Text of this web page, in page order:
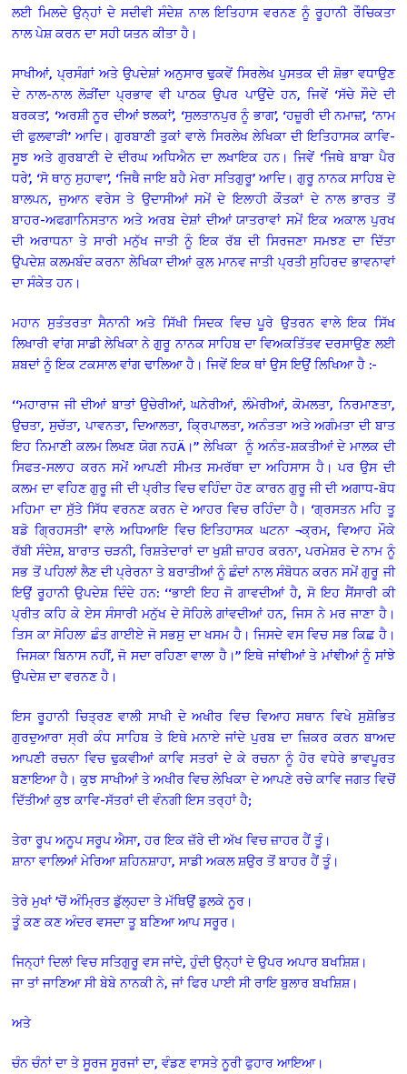
ਲਈ ਮਿਲਦੇ ਉਨ੍ਹਾਂ ਦੇ ਸਦੀਵੀ ਸੰਦੇਸ਼ ਨਾਲ ਇਤਿਹਾਸ ਵਰਨਣ ਨੂੰ ਰੂਹਾਨੀ ਰੌਚਿਕਤਾ
ਨਾਲ ਪੇਸ਼ ਕਰਨ ਦਾ ਸਹੀ ਯਤਨ ਕੀਤਾ ਹੈ।
ਸਾਖੀਆਂ, ਪ੍ਰਸੰਗਾਂ ਅਤੇ ਉਪਦੇਸ਼ਾਂ ਅਨੁਸਾਰ ਢੁਕਵੇਂ ਸਿਰਲੇਖ ਪੁਸਤਕ ਦੀ ਸ਼ੋਭਾ ਵਧਾਉਣ
ਦੇ ਨਾਲ-ਨਾਲ ਲੋੜੀਂਦਾ ਪ੍ਰਭਾਵ ਵੀ ਪਾਠਕ ਉਪਰ ਪਾਉਂਦੇ ਹਨ, ਜਿਵੇਂ ‘ਸੱਚੇ ਸੌਦੇ ਦੀ
ਬਰਕਤ’, ‘ਅਰਸ਼ੀ ਨੂਰ ਦੀਆਂ ਝਲਕਾਂ’, ‘ਸੁਲਤਾਨਪੁਰ ਨੂੰ ਭਾਗ’, ‘ਹਜ਼ੂਰੀ ਦੀ ਨਮਾਜ਼’, ‘ਨਾਮ
ਦੀ ਫੁਲਵਾੜੀ’ ਆਦਿ। ਗੁਰਬਾਣੀ ਤੁਕਾਂ ਵਾਲੇ ਸਿਰਲੇਖ ਲੇਖਿਕਾ ਦੀ ਇਤਿਹਾਸਕ ਕਾਵਿ-
ਸੂਝ ਅਤੇ ਗੁਰਬਾਣੀ ਦੇ ਦੀਰਘ ਅਧਿਐਨ ਦਾ ਲਖਾਇਕ ਹਨ। ਜਿਵੇਂ ‘ਜਿਥੇ ਬਾਬਾ ਪੈਰ
ਧਰੇ’, ‘ਸੋ ਥਾਨੁ ਸੁਹਾਵਾ’, ‘ਜਿਥੈ ਜਾਇ ਬਹੈ ਮੇਰਾ ਸਤਿਗੁਰੂ’ ਆਦਿ। ਗੁਰੂ ਨਾਨਕ ਸਾਹਿਬ ਦੇ
ਬਾਲਪਨ, ਜੁਆਨ ਵਰੇਸ ਤੇ ਉਦਾਸੀਆਂ ਸਮੇਂ ਦੇ ਇਲਾਹੀ ਕੌਤਕਾਂ ਦੇ ਨਾਲ ਭਾਰਤ ਤੋਂ
ਬਾਹਰ-ਅਫਗਾਨਿਸਤਾਨ ਅਤੇ ਅਰਬ ਦੇਸ਼ਾਂ ਦੀਆਂ ਯਾਤਰਾਵਾਂ ਸਮੇਂ ਇਕ ਅਕਾਲ ਪੁਰਖ
ਦੀ ਅਰਾਧਨਾ ਤੇ ਸਾਰੀ ਮਨੁੱਖ ਜਾਤੀ ਨੂੰ ਇਕ ਰੱਬ ਦੀ ਸਿਰਜਣਾ ਸਮਝਣ ਦਾ ਦਿੱਤਾ
ਉਪਦੇਸ਼ ਕਲਮਬੰਦ ਕਰਨਾ ਲੇਖਿਕਾ ਦੀਆਂ ਕੁਲ ਮਾਨਵ ਜਾਤੀ ਪ੍ਰਤੀ ਸੁਹਿਰਦ ਭਾਵਨਾਵਾਂ
ਦਾ ਸੰਕੇਤ ਹਨ।
ਮਹਾਨ ਸੁਤੰਤਰਤਾ ਸੈਨਾਨੀ ਅਤੇ ਸਿੱਖੀ ਸਿਦਕ ਵਿਚ ਪੂਰੇ ਉਤਰਨ ਵਾਲੇ ਇਕ ਸਿੱਖ
ਲਿਖਾਰੀ ਵਾਂਗ ਸਾਡੀ ਲੇਖਿਕਾ ਨੇ ਗੁਰੂ ਨਾਨਕ ਸਾਹਿਬ ਦਾ ਵਿਅਕਤਿੱਤਵ ਦਰਸਾਉਣ ਲਈ
ਸ਼ਬਦਾਂ ਨੂੰ ਇਕ ਟਕਸਾਲ ਵਾਂਗ ਢਾਲਿਆ ਹੈ। ਜਿਵੇਂ ਇਕ ਥਾਂ ਉਸ ਇਉਂ ਲਿਖਿਆ ਹੈ :-
‘‘ਮਹਾਰਾਜ ਜੀ ਦੀਆਂ ਬਾਤਾਂ ਉਚੇਰੀਆਂ, ਘਨੇਰੀਆਂ, ਲੰਮੇਰੀਆਂ, ਕੋਮਲਤਾ, ਨਿਰਮਾਣਤਾ,
ਉਚਤਾ, ਸੁਚੱਤਾ, ਪਾਵਨਤਾ, ਦਿਆਲਤਾ, ਕ੍ਰਿਪਾਲਤਾ, ਅਨੰਤਤਾ ਅਤੇ ਅਗੰਮਤਾ ਦੀ ਬਾਤ
ਇਹ ਨਿਮਾਣੀ ਕਲਮ ਲਿਖਣ ਯੋਗ ਨਹÄ।’’ ਲੇਖਿਕਾ ਨੂੰ ਅਨੰਤ-ਸ਼ਕਤੀਆਂ ਦੇ ਮਾਲਕ ਦੀ
ਸਿਫਤ-ਸਲਾਹ ਕਰਨ ਸਮੇਂ ਆਪਣੀ ਸੀਮਤ ਸਮਰੱਥਾ ਦਾ ਅਹਿਸਾਸ ਹੈ। ਪਰ ਉਸ ਦੀ
ਕਲਮ ਦਾ ਵਹਿਣ ਗੁਰੂ ਜੀ ਦੀ ਪ੍ਰੀਤ ਵਿਚ ਵਹਿੰਦਾ ਹੋਣ ਕਾਰਨ ਗੁਰੂ ਜੀ ਦੀ ਅਗਾਧ-ਬੋਧ
ਮਹਿਮਾ ਦਾ ਸੁੱਤੇ ਸਿੱਧ ਵਰਨਣ ਕਰਨ ਦੇ ਆਹਰ ਵਿਚ ਰਹਿੰਦਾ ਹੈ। ‘ਗ੍ਰਸਤਨ ਮਹਿ ਤੂ
ਬਡੋ ਗਿ੍ਰਹਸਤੀ’ ਵਾਲੇ ਅਧਿਆਇ ਵਿਚ ਇਤਿਹਾਸਕ ਘਟਨਾ ¬ਕ੍ਰਮ, ਵਿਆਹ ਮੌਕੇ
ਰੱਬੀ ਸੰਦੇਸ਼, ਬਾਰਾਤ ਚੜਨੀ, ਰਿਸ਼ਤੇਦਾਰਾਂ ਦਾ ਖੁਸ਼ੀ ਜ਼ਾਹਰ ਕਰਨਾ, ਪਰਮੇਸ਼ਰ ਦੇ ਨਾਮ ਨੂੰ
ਸਭ ਤੋਂ ਪਹਿਲਾਂ ਲੈਣ ਦੀ ਪ੍ਰੇਰਨਾ ਤੇ ਬਰਾਤੀਆਂ ਨੂੰ ਛੰਦਾਂ ਨਾਲ ਸੰਬੋਧਨ ਕਰਨ ਸਮੇਂ ਗੁਰੂ ਜੀ
ਇਉਂ ਰੂਹਾਨੀ ਉਪਦੇਸ਼ ਦਿੰਦੇ ਹਨ: ‘‘ਭਾਈ ਇਹ ਜੋ ਗਾਵਦੀਆਂ ਹੈ, ਸੋ ਇਹ ਸੈਂਸਾਰੀ ਕੀ
ਪ੍ਰੀਤ ਕਹਿ ਕੇ ਏਸ ਸੰਸਾਰੀ ਮਨੁੱਖ ਦੇ ਸੋਹਿਲੇ ਗਾਂਵਦੀਆਂ ਹਨ, ਜਿਸ ਨੇ ਮਰ ਜਾਣਾ ਹੈ।
ਤਿਸ ਕਾ ਸੋਹਿਲਾ ਛੰਤ ਗਾਈਏ ਜੋ ਸਭਸੁ ਦਾ ਖਸਮ ਹੈ। ਜਿਸਦੇ ਵਸ ਵਿਚ ਸਭ ਕਿਛ ਹੈ।
ਜਿਸਕਾ ਬਿਨਾਸ ਨਹੀਂ, ਜੋ ਸਦਾ ਰਹਿਣਾ ਵਾਲਾ ਹੈ।’’ ਇਥੇ ਜਾਂਞੀਆਂ ਤੇ ਮਾਂਞੀਆਂ ਨੂੰ ਸਾਂਝੇ
ਉਪਦੇਸ਼ ਦਾ ਵਰਨਣ ਹੈ।
ਇਸ ਰੂਹਾਨੀ ਚਿਤ੍ਰਣ ਵਾਲੀ ਸਾਖੀ ਦੇ ਅਖੀਰ ਵਿਚ ਵਿਆਹ ਸਥਾਨ ਵਿਖੇ ਸੁਸ਼ੋਭਿਤ
ਗੁਰਦੁਆਰਾ ਸ੍ਰੀ ਕੰਧ ਸਾਹਿਬ ਤੇ ਇਥੇ ਮਨਾਏ ਜਾਂਦੇ ਪੁਰਬ ਦਾ ਜ਼ਿਕਰ ਕਰਨ ਬਾਅਦ
ਆਪਣੀ ਰਚਨਾ ਵਿਚ ਢੁਕਵੀਆਂ ਕਾਵਿ ਸਤਰਾਂ ਦੇ ਕੇ ਰਚਨਾ ਨੂੰ ਹੋਰ ਵਧੇਰੇ ਭਾਵਪੂਰਤ
ਬਣਾਇਆ ਹੈ। ਕੁਝ ਸਾਖੀਆਂ ਤੇ ਅਖੀਰ ਵਿਚ ਲੇਖਿਕਾ ਦੇ ਆਪਣੇ ਰਚੇ ਕਾਵਿ ਜਗਤ ਵਿਚੋਂ
ਦਿੱਤੀਆਂ ਕੁਝ ਕਾਵਿ-ਸੱਤਰਾਂ ਦੀ ਵੰਨਗੀ ਇਸ ਤਰ੍ਹਾਂ ਹੈ;
ਤੇਰਾ ਰੂਪ ਅਨੂਪ ਸਰੂਪ ਐਸਾ, ਹਰ ਇਕ ਜ਼ੱਰੇ ਦੀ ਅੱਖ ਵਿਚ ਜ਼ਾਹਰ ਹੈਂ ਤੂੰ।
ਸ਼ਾਨਾ ਵਾਲਿਆਂ ਮੇਰਿਆ ਸ਼ਹਿਨਸ਼ਾਹਾ, ਸਾਡੀ ਅਕਲ ਸ਼ਉਰ ਤੋਂ ਬਾਹਰ ਹੈਂ ਤੂੰ।
ਤੇਰੇ ਮੁਖਾਂ ’ਚੋਂ ਅੰਮਿ੍ਰਤ ਡੁੱਲ੍ਹਦਾ ਤੇ ਮੱਥਿਉਂ ਡੁਲਕੇ ਨੂਰ।
ਤੂੰ ਕਣ ਕਣ ਅੰਦਰ ਵਸਦਾ ਤੂ ਬਣਿਆ ਆਪ ਸਰੂਰ।
ਜਿਨ੍ਹਾਂ ਦਿਲਾਂ ਵਿਚ ਸਤਿਗੁਰੂ ਵਸ ਜਾਂਦੇ, ਹੁੰਦੀ ਉਨ੍ਹਾਂ ਦੇ ਉਪਰ ਅਪਾਰ ਬਖਸ਼ਿਸ਼।
ਜਾ ਤਾਂ ਜਾਣਿਆ ਸੀ ਬੇਬੇ ਨਾਨਕੀ ਨੇ, ਜਾਂ ਫਿਰ ਪਾਈ ਸੀ ਰਾਇ ਬੁਲਾਰ ਬਖਸ਼ਿਸ਼।
ਅਤੇ
ਚੰਨ ਚੰਨਾਂ ਦਾ ਤੇ ਸੂਰਜ ਸੂਰਜਾਂ ਦਾ, ਵੰਡਣ ਵਾਸਤੇ ਨੂਰੀ ਫੁਹਾਰ ਆਇਆ।